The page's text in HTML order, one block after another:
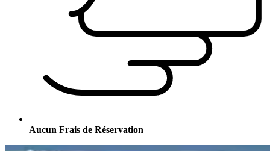
Aucun Frais de Réservation